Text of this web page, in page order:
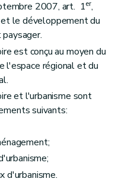
prescriptions de révision
d'aménagement
d'élaboration
révision
par le Gouvernement
2007, art. 1er,
le développement du
est conçu au moyen du
l'espace régional et du
et l'urbanisme sont
suivants:
d'urbanisme.